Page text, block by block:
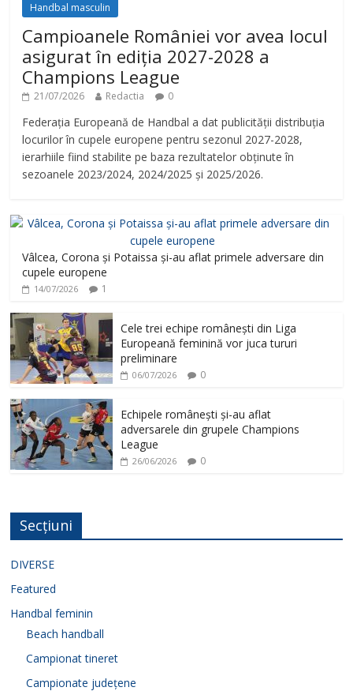
Handbal masculin
Campioanele României vor avea locul
asigurat în ediția 2027-2028 a
Champions League
21/07/2026 Redactia 0
Federația Europeană de Handbal a dat publicității distribuția
locurilor în cupele europene pentru sezonul 2027-2028,
ierarhiile fiind stabilite pe baza rezultatelor obținute în
sezoanele 2023/2024, 2024/2025 și 2025/2026.
Vâlcea, Corona și Potaissa și-au aflat primele adversare din
cupele europene
14/07/2026 1
Cele trei echipe românești din Liga
Europeană feminină vor juca tururi
preliminare
06/07/2026 0
Echipele românești și-au aflat
adversarele din grupele Champions
League
26/06/2026 0
Secțiuni
DIVERSE
Featured
Handbal feminin
Beach handball
Campionat tineret
Campionate județene